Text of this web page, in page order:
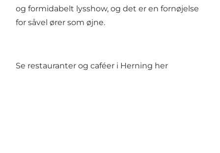
og formidabelt lysshow, og det er en fornøjelse
for såvel ører som øjne.
Se restauranter og caféer i Herning her